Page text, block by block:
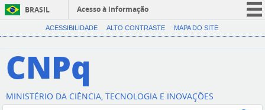
BRASIL
Acesso à informação
CORONAVÍRUS (COVID-19)
Canais
ACESSIBILIDADE ALTO CONTRASTE MAPA DO SITE
CNPq
MINISTÉRIO DA CIÊNCIA, TECNOLOGIA E INOVAÇÕES